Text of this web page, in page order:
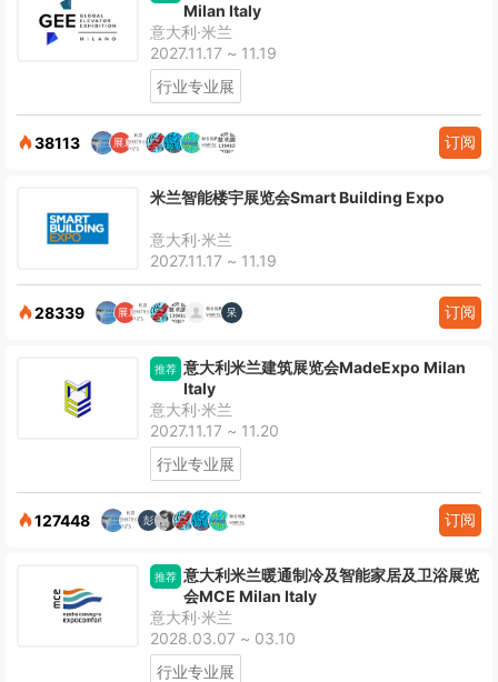
Milan Italy
意大利·米兰
2027.11.17 ~ 11.19
行业专业展
38113 订阅
米兰智能楼宇展览会Smart Building Expo
意大利·米兰
2027.11.17 ~ 11.19
28339 订阅
推荐 意大利米兰建筑展览会MadeExpo Milan
Italy
意大利·米兰
2027.11.17 ~ 11.20
行业专业展
127448 订阅
推荐 意大利米兰暖通制冷及智能家居及卫浴展览
会MCE Milan Italy
意大利·米兰
2028.03.07 ~ 03.10
行业专业展